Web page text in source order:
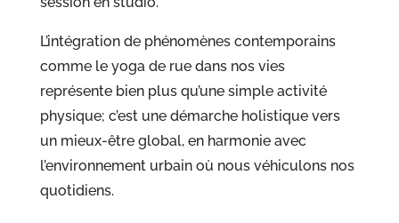
L’intégration de phénomènes contemporains
comme le yoga de rue dans nos vies
représente bien plus qu’une simple activité
physique; c’est une démarche holistique vers
un mieux-être global, en harmonie avec
l’environnement urbain où nous véhiculons nos
quotidiens.